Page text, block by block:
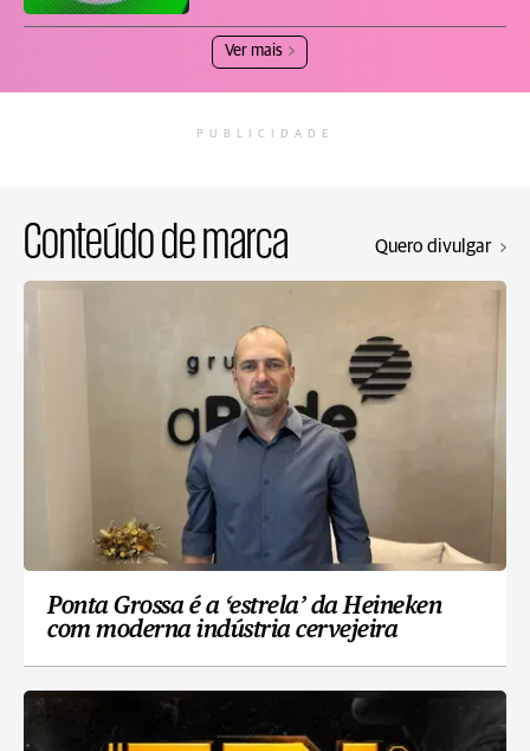
Ver mais
PUBLICIDADE
Conteúdo de marca Quero divulgar
Ponta Grossa é a ‘estrela’ da Heineken
com moderna indústria cervejeira